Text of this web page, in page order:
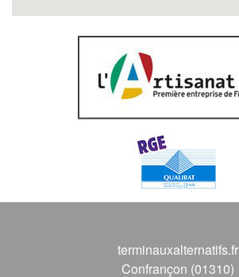
terminauxalternatifs.fr
Confrançon (01310)